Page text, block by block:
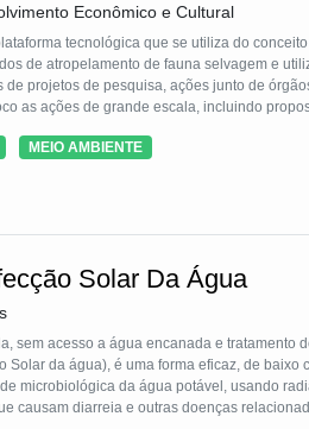
Econômico e Cultural
tecnológica que se utiliza do
de atropelamento de fauna selvagem e
de projetos de pesquisa, ações junto de
as ações de grande escala, incluindo
o Sistema Urubu já conta com mais de
MEIO AMBIENTE
Solar Da Água
sem acesso a água encanada e tratamento
para reduzir doenças de veiculação hídrica.
microbiológica da água potável, usando
causam diarreia e outras doenças